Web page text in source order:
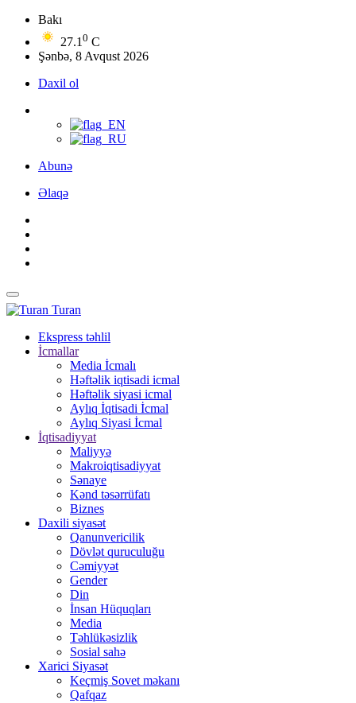
Bakı
27.1 0 C
Şənbə, 8 Avqust 2026
Daxil ol
Abunə
Əlaqə
Turan
Ekspress təhlil
İcmallar
Media İcmalı
Həftəlik iqtisadi icmal
Həftəlik siyasi icmal
Aylıq İqtisadi İcmal
Aylıq Siyasi İcmal
İqtisadiyyat
Maliyyə
Makroiqtisadiyyat
Sənaye
Kənd təsərrüfatı
Biznes
Daxili siyasət
Qanunvericilik
Dövlət quruculuğu
Cəmiyyət
Gender
Din
İnsan Hüquqları
Media
Təhlükəsizlik
Sosial sahə
Xarici Siyasət
Keçmiş Sovet məkanı
Qafqaz